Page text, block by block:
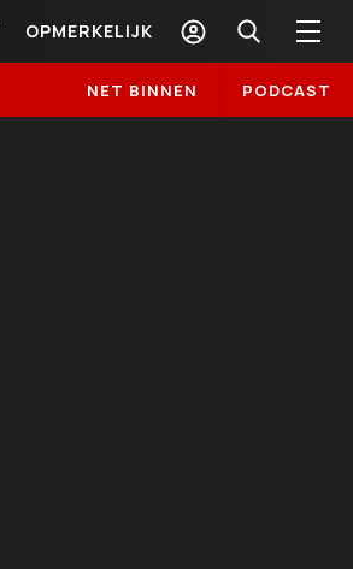
OPMERKELIJK
NET BINNEN PODCAST